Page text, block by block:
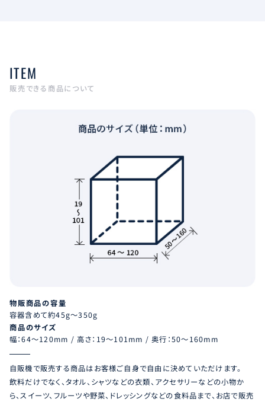
ITEM
販売できる商品について
物販商品の容量
容器含めて約45g～350g
商品のサイズ
幅：64～120mm / 高さ：19～101mm / 奥行：50～160mm
自販機で販売する商品はお客様ご自身で自由に決めていただけます。
飲料だけでなく、タオル、シャツなどの衣類、アクセサリーなどの小物か
ら、スイーツ、フルーツや野菜、ドレッシングなどの食料品まで、お店で販売